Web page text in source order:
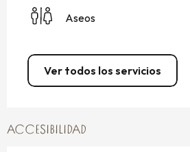
Aseos
Ver todos los servicios
ACCESIBILIDAD